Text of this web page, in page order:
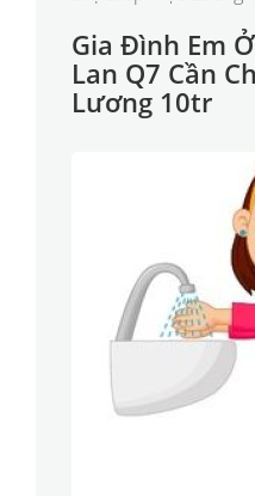
Gia Đình Em
Lan Q7 Cần
Lương 10tr